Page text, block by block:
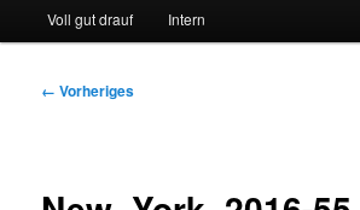
Voll gut drauf Intern
Bilder-
← Vorheriges